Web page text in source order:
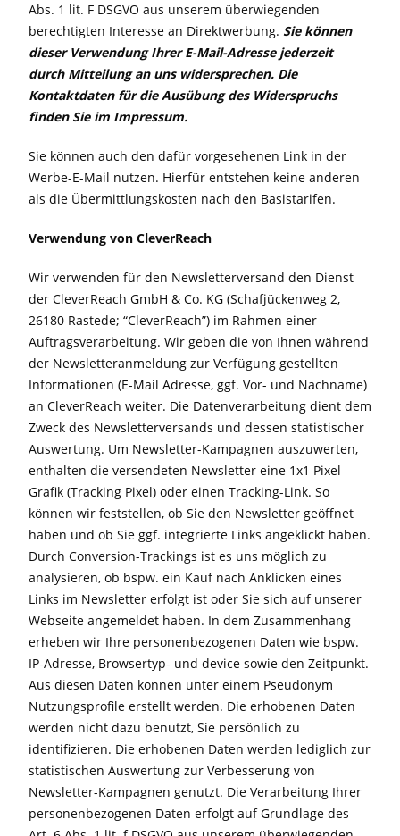
Abs. 1 lit. F DSGVO aus unserem überwiegenden
berechtigten Interesse an Direktwerbung. Sie können
dieser Verwendung Ihrer E-Mail-Adresse jederzeit
durch Mitteilung an uns widersprechen. Die
Kontaktdaten für die Ausübung des Widerspruchs
finden Sie im Impressum.
Sie können auch den dafür vorgesehenen Link in der
Werbe-E-Mail nutzen. Hierfür entstehen keine anderen
als die Übermittlungskosten nach den Basistarifen.
Verwendung von CleverReach
Wir verwenden für den Newsletterversand den Dienst
der CleverReach GmbH & Co. KG (Schafjückenweg 2,
26180 Rastede; “CleverReach”) im Rahmen einer
Auftragsverarbeitung. Wir geben die von Ihnen während
der Newsletteranmeldung zur Verfügung gestellten
Informationen (E-Mail Adresse, ggf. Vor- und Nachname)
an CleverReach weiter. Die Datenverarbeitung dient dem
Zweck des Newsletterversands und dessen statistischer
Auswertung. Um Newsletter-Kampagnen auszuwerten,
enthalten die versendeten Newsletter eine 1x1 Pixel
Grafik (Tracking Pixel) oder einen Tracking-Link. So
können wir feststellen, ob Sie den Newsletter geöffnet
haben und ob Sie ggf. integrierte Links angeklickt haben.
Durch Conversion-Trackings ist es uns möglich zu
analysieren, ob bspw. ein Kauf nach Anklicken eines
Links im Newsletter erfolgt ist oder Sie sich auf unserer
Webseite angemeldet haben. In dem Zusammenhang
erheben wir Ihre personenbezogenen Daten wie bspw.
IP-Adresse, Browsertyp- und device sowie den Zeitpunkt.
Aus diesen Daten können unter einem Pseudonym
Nutzungsprofile erstellt werden. Die erhobenen Daten
werden nicht dazu benutzt, Sie persönlich zu
identifizieren. Die erhobenen Daten werden lediglich zur
statistischen Auswertung zur Verbesserung von
Newsletter-Kampagnen genutzt. Die Verarbeitung Ihrer
personenbezogenen Daten erfolgt auf Grundlage des